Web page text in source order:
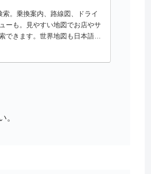
。乗換案内、路線図、ドライ
ーも。見やすい地図でお店やサ
できます。世界地図も日本語
。